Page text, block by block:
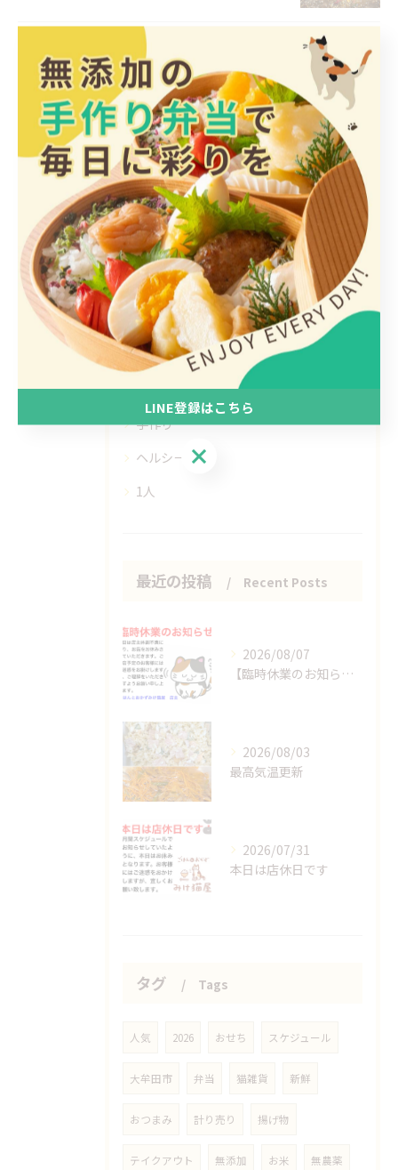
営業中❣️
2026/07/22
1 2 3 4 5 ... 30
カテゴリー Categories
全てのカテゴリー
日替わり
惣菜
手作り
ヘルシー
1人
最近の投稿 Recent Posts
2026/08/07
【臨時休業のお知らせ】
2026/08/03
最高気温更新
2026/07/31
本日は店休日です
タグ Tags
人気 2026 おせち スケジュール
大牟田市 弁当 猫雑貨 新鮮
おつまみ 計り売り 揚げ物
テイクアウト 無添加 お米 無農薬
LINE登録はこちら
LINE登録はこちら